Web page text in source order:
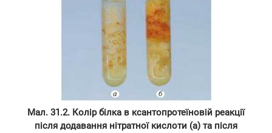
Мал. 31.2. Колір білка в ксантопротеїновій реакції
після додавання нітратної кислоти (а) та після